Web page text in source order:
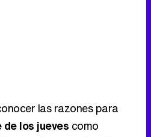
las razones para
los jueves como